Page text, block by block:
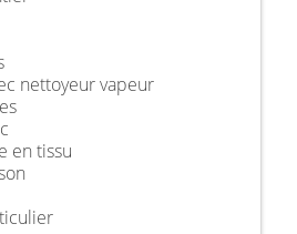
nettoyeur vapeur
en tissu